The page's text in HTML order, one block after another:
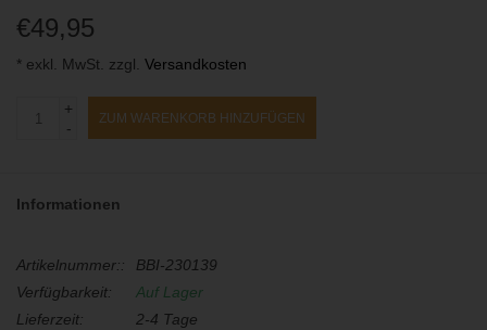
€49,95
* exkl. MwSt. zzgl. Versandkosten
+
-
ZUM WARENKORB HINZUFÜGEN
Informationen
Artikelnummer::
BBI-230139
Verfügbarkeit:
Auf Lager
Lieferzeit:
2-4 Tage